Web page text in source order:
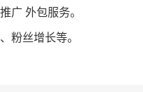
广 外包服务。
粉丝增长等。